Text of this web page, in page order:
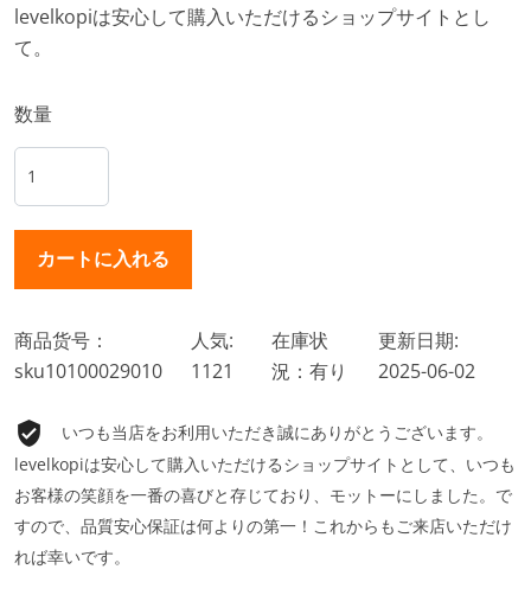
levelkopiは安心して購入いただけるショップサイトとし
て。
数量
商品货号：
sku10100029010
人気:
1121
在庫状
況：有り
更新日期:
2025-06-02
いつも当店をお利用いただき誠にありがとうございます。
levelkopiは安心して購入いただけるショップサイトとして、いつも
お客様の笑顔を一番の喜びと存じており、モットーにしました。で
すので、品質安心保証は何よりの第一！これからもご来店いただけ
れば幸いです。